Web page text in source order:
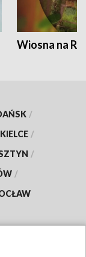
Wiosna na
/
KIELCE /
/
/